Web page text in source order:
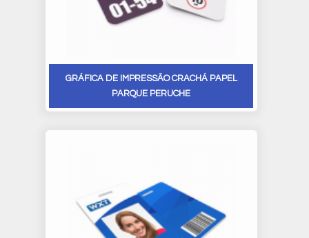
GRÁFICA DE IMPRESSÃO CRACHÁ PAPEL
PARQUE PERUCHE